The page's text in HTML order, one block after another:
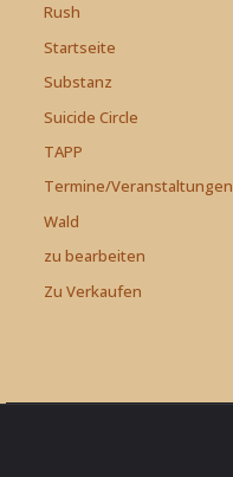
Rush
Startseite
Substanz
Suicide Circle
TAPP
Termine/Veranstaltungen
Wald
zu bearbeiten
Zu Verkaufen